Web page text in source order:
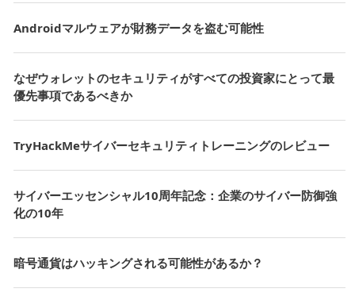
Androidマルウェアが財務データを盗む可能性
なぜウォレットのセキュリティがすべての投資家にとって最
優先事項であるべきか
TryHackMeサイバーセキュリティトレーニングのレビュー
サイバーエッセンシャル10周年記念：企業のサイバー防御強
化の10年
暗号通貨はハッキングされる可能性があるか？